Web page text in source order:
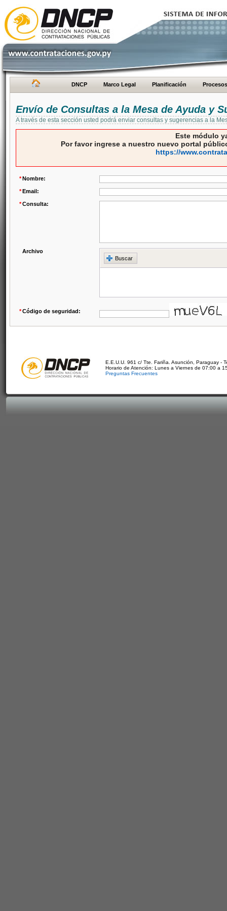
DNCP Marco Legal Planificación Procesos
Envío de Consultas a la Mesa de Ayuda y
A través de esta sección usted podrá enviar consultas y sugerencias a la
Este módulo
Por favor ingrese a nuestro nuevo portal
https://
*Nombre:
*Email:
*Consulta:
Archivo
Buscar
*Código de seguridad:
E.E.U.U. 961 c/ Tte. Fariña. Asunción, Paraguay -
Horario de Atención: Lunes a Viernes de 07:00 a
Preguntas Frecuentes